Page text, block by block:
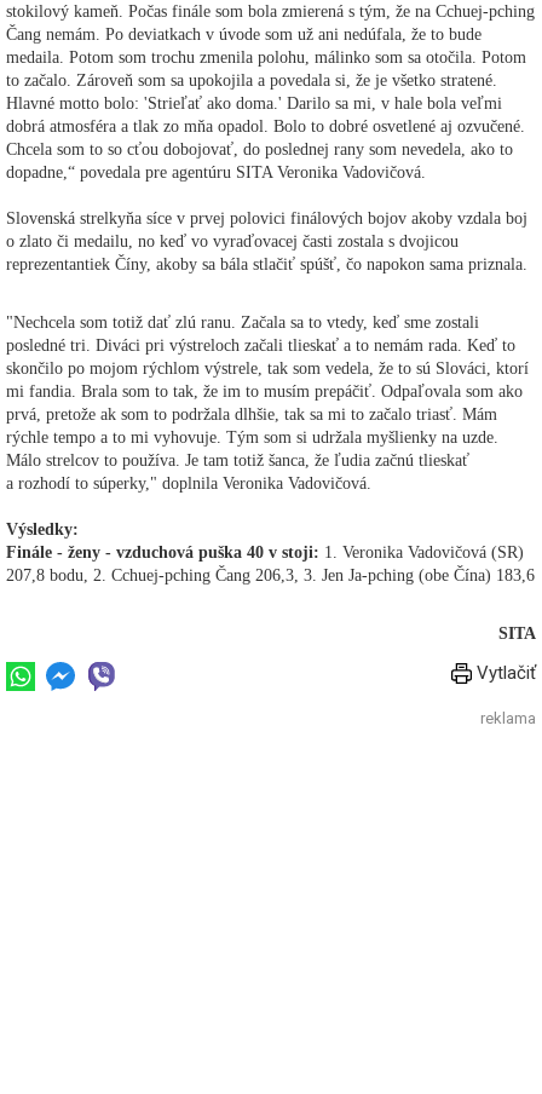
stokilový kameň. Počas finále som bola zmierená s tým, že na Cchuej-pching
Čang nemám. Po deviatkach v úvode som už ani nedúfala, že to bude
medaila. Potom som trochu zmenila polohu, málinko som sa otočila. Potom
to začalo. Zároveň som sa upokojila a povedala si, že je všetko stratené.
Hlavné motto bolo: 'Strieľať ako doma.' Darilo sa mi, v hale bola veľmi
dobrá atmosféra a tlak zo mňa opadol. Bolo to dobré osvetlené aj ozvučené.
Chcela som to so cťou dobojovať, do poslednej rany som nevedela, ako to
dopadne,“ povedala pre agentúru SITA Veronika Vadovičová.
Slovenská strelkyňa síce v prvej polovici finálových bojov akoby vzdala boj
o zlato či medailu, no keď vo vyraďovacej časti zostala s dvojicou
reprezentantiek Číny, akoby sa bála stlačiť spúšť, čo napokon sama priznala.
"Nechcela som totiž dať zlú ranu. Začala sa to vtedy, keď sme zostali
posledné tri. Diváci pri výstreloch začali tlieskať a to nemám rada. Keď to
skončilo po mojom rýchlom výstrele, tak som vedela, že to sú Slováci, ktorí
mi fandia. Brala som to tak, že im to musím prepáčiť. Odpaľovala som ako
prvá, pretože ak som to podržala dlhšie, tak sa mi to začalo triasť. Mám
rýchle tempo a to mi vyhovuje. Tým som si udržala myšlienky na uzde.
Málo strelcov to používa. Je tam totiž šanca, že ľudia začnú tlieskať
a rozhodí to súperky," doplnila Veronika Vadovičová.
Výsledky:
Finále - ženy - vzduchová puška 40 v stoji: 1. Veronika Vadovičová (SR)
207,8 bodu, 2. Cchuej-pching Čang 206,3, 3. Jen Ja-pching (obe Čína) 183,6
SITA
Vytlačiť
reklama